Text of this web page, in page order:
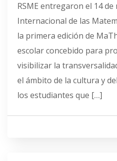
RSME entregaron el 14 de
Internacional de las
la primera edición de
escolar concebido para
visibilizar la
el ámbito de la cultura y
los estudiantes que […]